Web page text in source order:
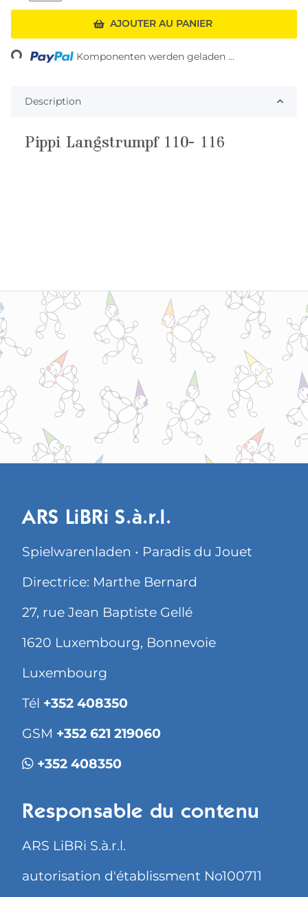
AJOUTER AU PANIER
Komponenten werden geladen ...
Description
Pippi Langstrumpf 110- 116
ARS LiBRi S.à.r.l.
Spielwarenladen • Paradis du Jouet
Directrice: Marthe Bernard
27, rue Jean Baptiste Gellé
1620 Luxembourg, Bonnevoie
Luxembourg
Tél +352 408350
GSM +352 621 219060
+352 408350
Responsable du contenu
ARS LiBRi S.à.r.l.
autorisation d'établissment No100711